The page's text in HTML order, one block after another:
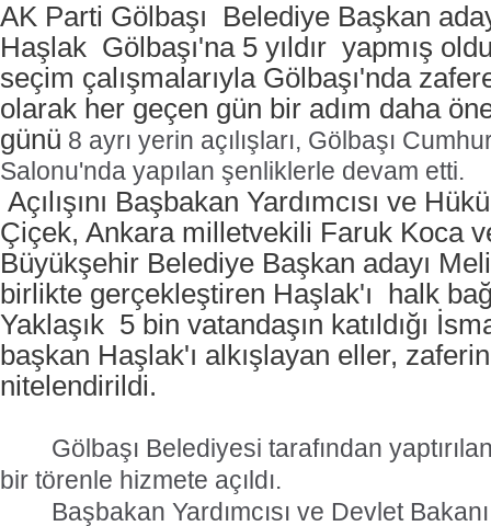
AK Parti Gölbaşı Belediye Başkan
Haşlak Gölbaşı'na 5 yıldır yapmış
seçim çalışmalarıyla Gölbaşı'nda
olarak her geçen gün bir adım daha
günü 8 ayrı yerin açılışları, Gölbaşı
Salonu'nda yapılan şenliklerle devam etti.
Açılışını Başbakan Yardımcısı ve
Çiçek, Ankara milletvekili Faruk Koca
Büyükşehir Belediye Başkan adayı
birlikte gerçekleştiren Haşlak'ı
halk
Yaklaşık 5 bin vatandaşın katıldığı
başkan Haşlak'ı alkışlayan eller,
nitelendirildi.
Gölbaşı Belediyesi tarafından
bir törenle hizmete açıldı.
Başbakan Yardımcısı ve Devlet